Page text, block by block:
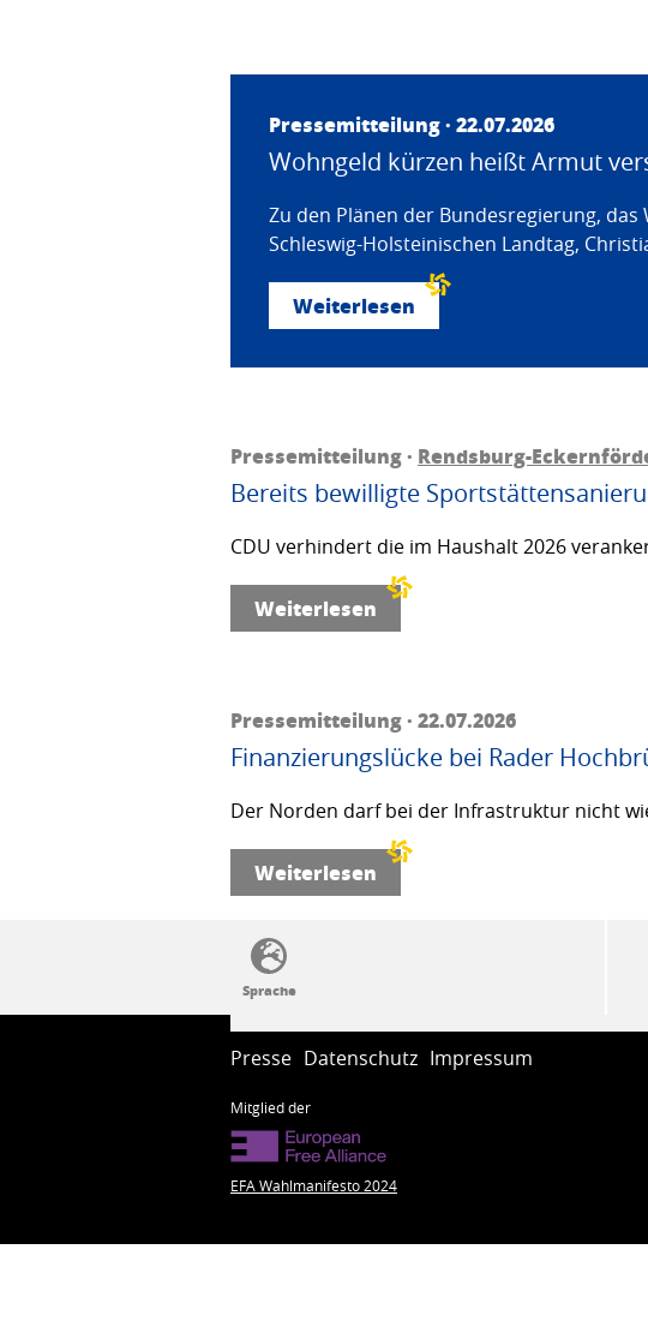
Pressemitteilung · 22.07.2026
Wohngeld kürzen heißt Armut
Zu den Plänen der Bundesregierung,
Schleswig-Holsteinischen Landtag,
Weiterlesen
Pressemitteilung · Rendsburg-
Bereits bewilligte
CDU verhindert die im Haushalt 2026
Weiterlesen
Pressemitteilung · 22.07.2026
Finanzierungslücke bei Rader
Der Norden darf bei der Infrastruktur nicht
Weiterlesen
SSW-Politik von A bis Z
Presse Datenschutz Impressum
Mitglied der
EFA Wahlmanifesto 2024